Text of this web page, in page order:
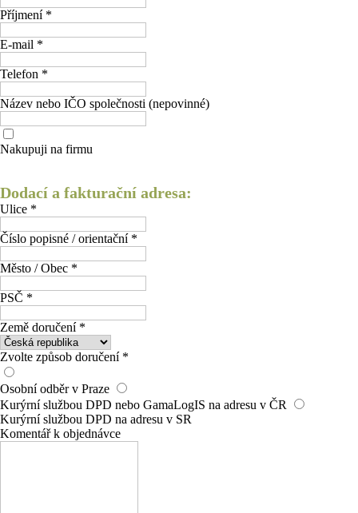
Příjmení *
E-mail *
Telefon *
Název nebo IČO společnosti (nepovinné)
Nakupuji na firmu
Dodací a fakturační adresa:
Ulice *
Číslo popisné / orientační *
Město / Obec *
PSČ *
Země doručení *
Zvolte způsob doručení *
Osobní odběr v Praze
Kurýrní službou DPD nebo GamaLogIS na adresu v ČR
Kurýrní službou DPD na adresu v SR
Komentář k objednávce